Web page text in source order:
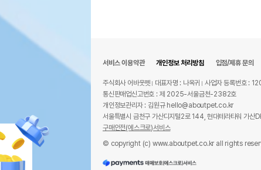
서비스 이용약관 개인정보 처리방침 입점/제휴 문의
주식회사 어바웃펫 대표자명 : 나옥귀 사업자 등록번호 :
통신판매업신고번호 : 제 2025-서울금천-2382호
개인정보관리자 : 김원규 hello@aboutpet.co.kr
서울특별시 금천구 가산디지털2로 144, 현대테라타워 가
구매안전(에스크로)서비스
© copyright (c) www.aboutpet.co.kr all rights